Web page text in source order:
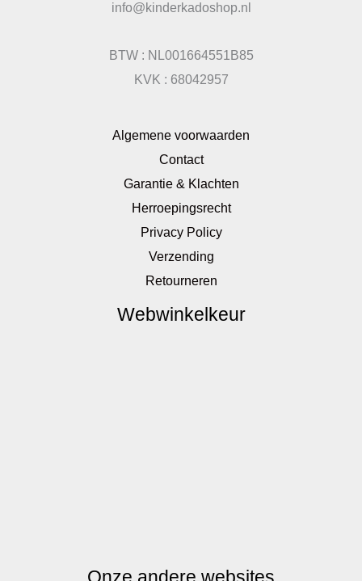
info@kinderkadoshop.nl
BTW : NL001664551B85
KVK : 68042957
Algemene voorwaarden
Contact
Garantie & Klachten
Herroepingsrecht
Privacy Policy
Verzending
Retourneren
Webwinkelkeur